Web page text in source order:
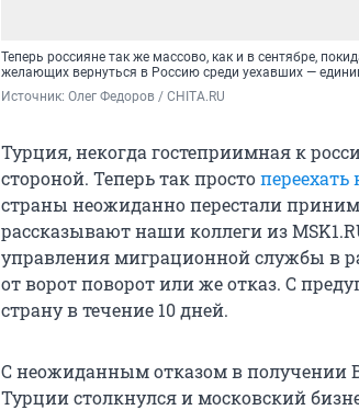
Теперь россияне так же массово, как и в сентябре,
желающих вернуться в Россию среди уехавших —
Источник: Олег Федоров / CHITA.RU
Турция, некогда гостеприимная к
стороной. Теперь так просто
страны неожиданно перестали
рассказывают наши коллеги из
управления миграционной службы в
от ворот поворот или же отказ. С
страну в течение 10 дней.
С неожиданным отказом в получении
Турции столкнулся и московский